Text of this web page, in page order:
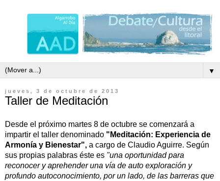
▼
jueves, 3 de octubre de 2013
Taller de Meditación
Desde el próximo martes 8 de octubre se comenzará a
impartir el taller denominado " Meditación: Experiencia de
Armonía y Bienestar", a cargo de Claudio Aguirre. Según
sus propias palabras éste es "una oportunidad para
reconocer y aprehender una vía de auto exploración y
profundo autoconocimiento, por un lado, de las barreras que